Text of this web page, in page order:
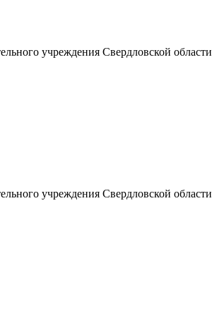
учреждения Свердловской области
учреждения Свердловской области